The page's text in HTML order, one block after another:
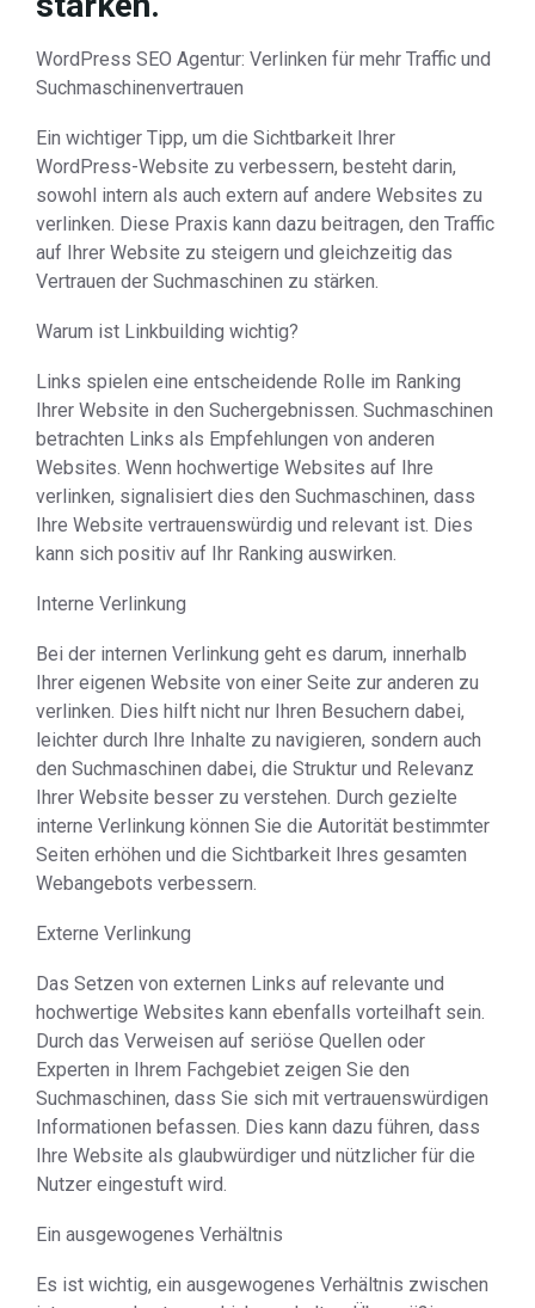
WordPress SEO Agentur: Verlinken für mehr Traffic und
Suchmaschinenvertrauen
Ein wichtiger Tipp, um die Sichtbarkeit Ihrer
WordPress-Website zu verbessern, besteht darin,
sowohl intern als auch extern auf andere Websites zu
verlinken. Diese Praxis kann dazu beitragen, den Traffic
auf Ihrer Website zu steigern und gleichzeitig das
Vertrauen der Suchmaschinen zu stärken.
Warum ist Linkbuilding wichtig?
Links spielen eine entscheidende Rolle im Ranking
Ihrer Website in den Suchergebnissen. Suchmaschinen
betrachten Links als Empfehlungen von anderen
Websites. Wenn hochwertige Websites auf Ihre
verlinken, signalisiert dies den Suchmaschinen, dass
Ihre Website vertrauenswürdig und relevant ist. Dies
kann sich positiv auf Ihr Ranking auswirken.
Interne Verlinkung
Bei der internen Verlinkung geht es darum, innerhalb
Ihrer eigenen Website von einer Seite zur anderen zu
verlinken. Dies hilft nicht nur Ihren Besuchern dabei,
leichter durch Ihre Inhalte zu navigieren, sondern auch
den Suchmaschinen dabei, die Struktur und Relevanz
Ihrer Website besser zu verstehen. Durch gezielte
interne Verlinkung können Sie die Autorität bestimmter
Seiten erhöhen und die Sichtbarkeit Ihres gesamten
Webangebots verbessern.
Externe Verlinkung
Das Setzen von externen Links auf relevante und
hochwertige Websites kann ebenfalls vorteilhaft sein.
Durch das Verweisen auf seriöse Quellen oder
Experten in Ihrem Fachgebiet zeigen Sie den
Suchmaschinen, dass Sie sich mit vertrauenswürdigen
Informationen befassen. Dies kann dazu führen, dass
Ihre Website als glaubwürdiger und nützlicher für die
Nutzer eingestuft wird.
Ein ausgewogenes Verhältnis
Es ist wichtig, ein ausgewogenes Verhältnis zwischen